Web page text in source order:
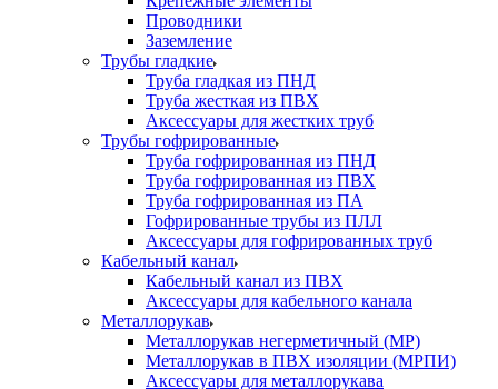
Проводники
Заземление
Трубы гладкие
Труба гладкая из ПНД
Труба жесткая из ПВХ
Аксессуары для жестких труб
Трубы гофрированные
Труба гофрированная из ПНД
Труба гофрированная из ПВХ
Труба гофрированная из ПА
Гофрированные трубы из ПЛЛ
Аксессуары для гофрированных труб
Кабельный канал
Кабельный канал из ПВХ
Аксессуары для кабельного канала
Металлорукав
Металлорукав негерметичный (МР)
Металлорукав в ПВХ изоляции (МРПИ)
Аксессуары для металлорукава